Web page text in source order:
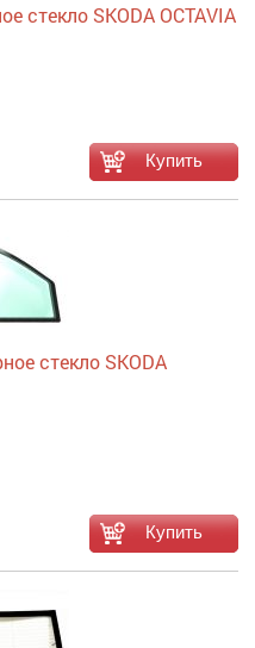
стекло SKODA OCTAVIA
стекло SKODA